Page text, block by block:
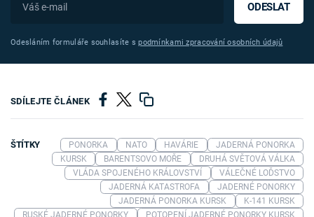
ODESLAT
Odesláním formuláře souhlasíte spodmínkami zpracování osobních údajů
SDÍLEJTE ČLÁNEK
ŠTÍTKY PONORKA NATO HAVÁRIE
JADERNÁ PONORKA
KURSK
BARENTSOVO MOŘE
DRUHÁ SVĚTOVÁ VÁLKA
VLÁDA SPOJENÉHO KRÁLOVSTVÍ
VÁLEČNÉ LOĎSTVO
JADERNÁ KATASTROFA
JADERNÉ PONORKY
JADERNÁ PONORKA KURSK
K-141 KURSK
RUSKÉ JADERNÉ PONORKY
POTOPENÍ JADERNÉ PONORKY KURSK